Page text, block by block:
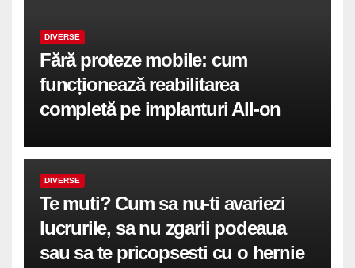
DIVERSE
Fără proteze mobile: cum
funcționează reabilitarea
completă pe implanturi All-on
DIVERSE
Te muti? Cum sa nu-ti avariezi
lucrurile, sa nu zgarii podeaua
sau sa te pricopsesti cu o hernie